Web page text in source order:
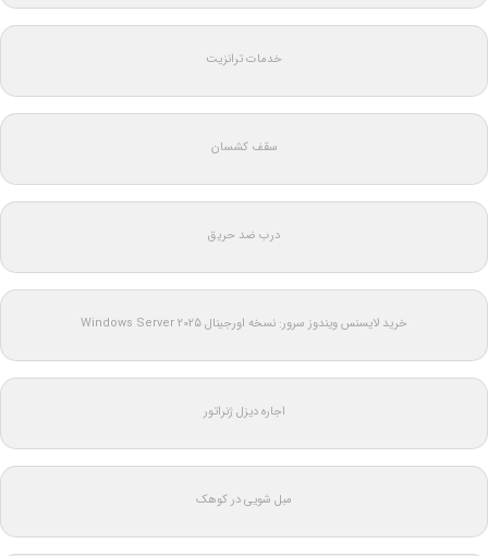
خدمات ترانزیت
سقف کشسان
درب ضد حریق
خرید لایسنس ویندوز سرور: نسخه اورجینال Windows Server 2025
اجاره دیزل ژنراتور
مبل شویی در کوهک